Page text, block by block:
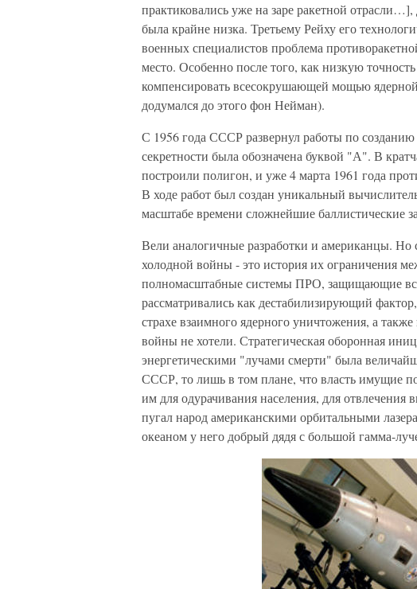
практиковались уже на заре ракетной
была крайне низка. Третьему Рейху его
военных специалистов проблема
место. Особенно после того, как низкую
компенсировать всесокрушающей мощью
додумался до этого фон Нейман).
С 1956 года СССР развернул работы по
секретности была обозначена буквой "А". В
построили полигон, и уже 4 марта 1961 года
В ходе работ был создан уникальный
масштабе времени сложнейшие баллистические
Вели аналогичные разработки и американцы.
холодной войны - это история их ограничения
полномасштабные системы ПРО, защищающие
рассматривались как дестабилизирующий
страхе взаимного ядерного уничтожения, а
войны не хотели. Стратегическая оборонная
энергетическими "лучами смерти" была
СССР, то лишь в том плане, что власть имущие
им для одурачивания населения, для отвлечения
пугал народ американскими орбитальными
океаном у него добрый дядя с большой гамма-